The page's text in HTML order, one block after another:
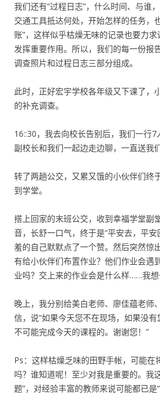
我们还有“过程日志”，什么时间、与谁
交通工具抵达何处，开始怎样的任务，
账”，这样似乎枯燥无味的记录也要力
发挥重要作用。所以，我们的每一份报
调查照片和过程日志三部分组成。
此时，正好宏宇学校各年级又下课了，
的补充调查。
16::30，我去向校长告别后，我们一行
副校长和我们一起边走边聊，一直送我
转了两趟公交，又累又饿的小伙伴们终
到学堂。
搭上回家的末班公交，收到幸福学堂副
音，长舒一口气，终于是“平安去，平
羞的自己默默点了一个赞。然后突然
有给小伙伴们布置作业？他们作业会遇
业吗？交上来的作业会是什么样……我想
晚上，我分别给美白老师、廖佳蕴老师
信，说“如果今天您不在现场，如果没
不可能完成今天的课程的。谢谢您！”
Ps：这样枯燥乏味的田野手帐，可能在
吗？谁知道呢！至少对我是重要的。我
题”，对经验丰富的教师来说可能都已是“